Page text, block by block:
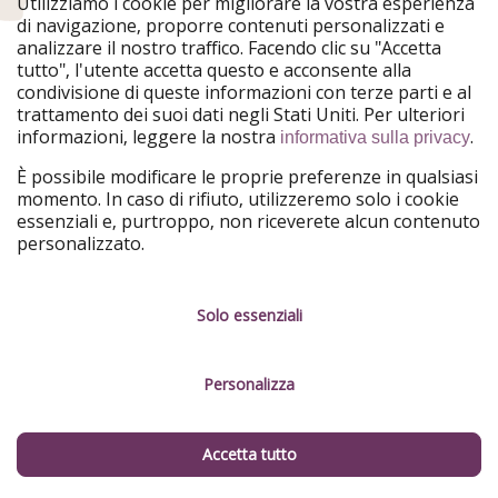
Iscrivendoti alla nostra newsletter riceverai regolarmente le migliori
offerte di viaggio e le notizie più importanti.
Iscriviti
Dando il tuo consenso, accetti anche ai sensi dell’art. 49 cpv. 1 lit. a GDPR
che i dati dell’utente possono essere elaborati negli Stati Uniti. È possibile
annullare l'iscrizione alla nostra newsletter in qualsiasi momento. Per
ulteriori informazioni, consultare la nostra
di navigazione, proporre contenuti personalizzati e
analizzare il nostro traffico. Facendo clic su "Accetta
tutto", l'utente accetta questo e acconsente alla
condivisione di queste informazioni con terze parti e al
trattamento dei suoi dati negli Stati Uniti. Per ulteriori
informazioni, leggere la nostra informativa sulla privacy.
È possibile modificare le proprie preferenze in qualsiasi
momento. In caso di rifiuto, utilizzeremo solo i cookie
essenziali e, purtroppo, non riceverete alcun contenuto
personalizzato.
Solo essenziali
Personalizza
Accetta tutto